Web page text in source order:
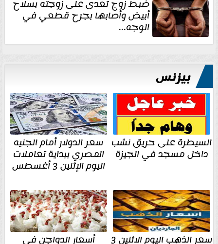
ضبط زوج تعدى على زوجته بسلاح
أبيض وأصابها بجرح قطعي في
الوجه...
بيزنس
السيطرة على حريق نشب
داخل مسجد في الجيزة
سعر الدولار أمام الجنيه
المصري ببداية تعاملات
اليوم الإثنين 3 أغسطس
سعر الذهب اليوم الاثنين 3 أسعار الدواجن فى